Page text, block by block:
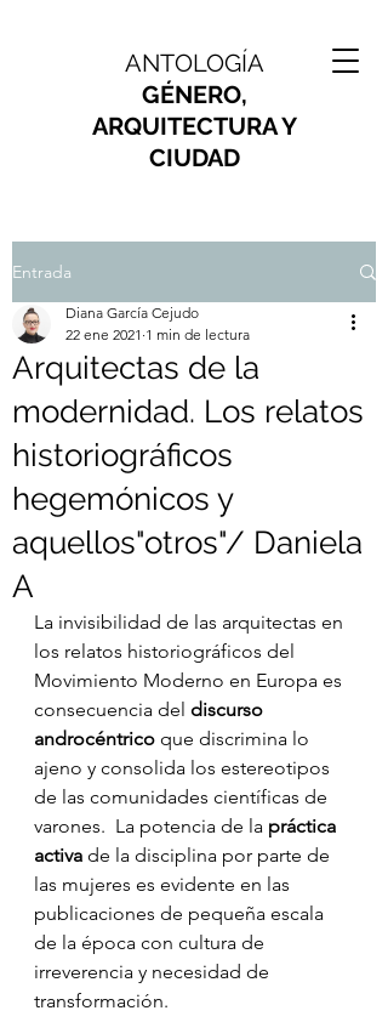
ANTOLOGÍA
GÉNERO,
ARQUITECTURA Y
CIUDAD
Entrada
Arquitectas de la
modernidad. Los relatos
historiográficos
hegemónicos y
aquellos"otros"/ Daniela
A
Diana García Cejudo
22 ene 2021 1 min de lectura
La invisibilidad de las arquitectas en
los relatos historiográficos del
Movimiento Moderno en Europa es
consecuencia del discurso
androcéntrico que discrimina lo
ajeno y consolida los estereotipos
de las comunidades científicas de
varones.  La potencia de la práctica
activa de la disciplina por parte de
las mujeres es evidente en las
publicaciones de pequeña escala
de la época con cultura de
irreverencia y necesidad de
transformación.